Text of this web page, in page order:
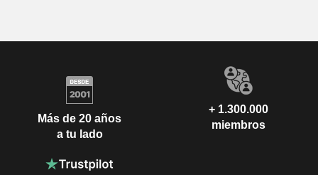
Más de 20 años
a tu lado
+ 1.300.000
miembros